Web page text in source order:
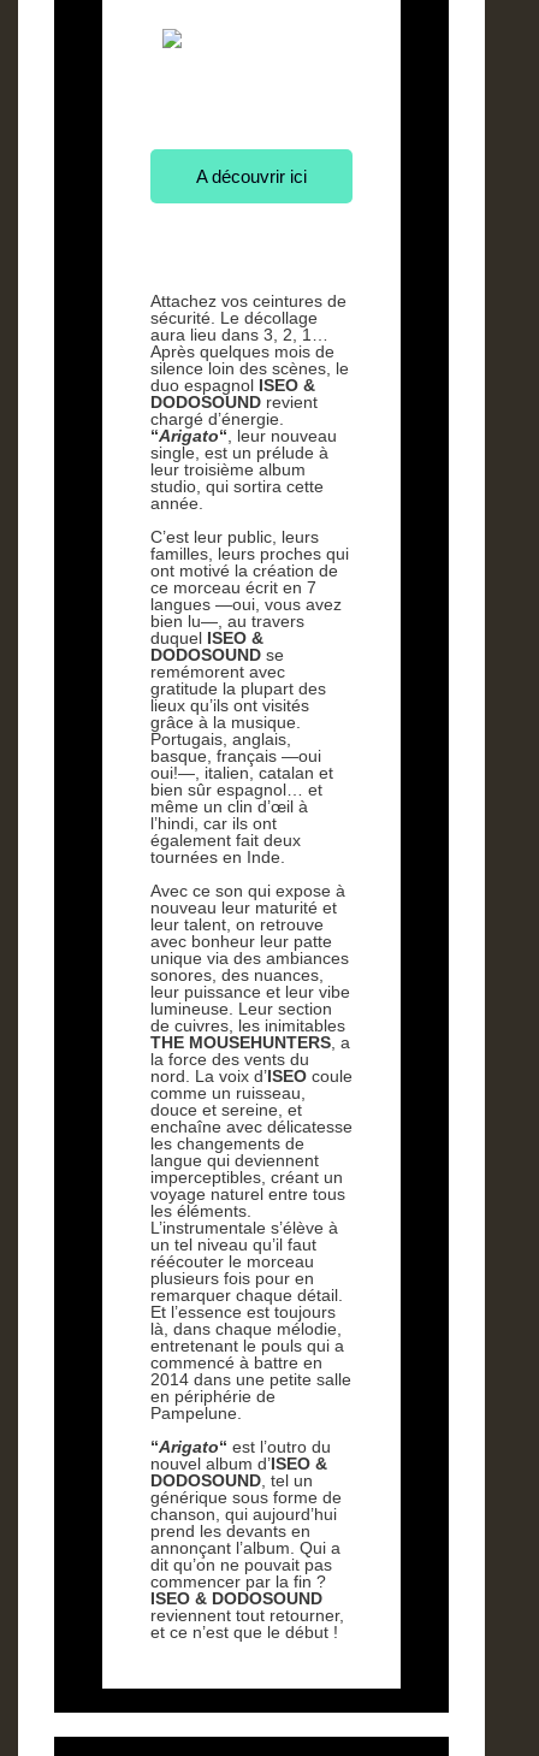
A découvrir ici
Attachez vos ceintures de
sécurité. Le décollage
aura lieu dans 3, 2, 1…
Après quelques mois de
silence loin des scènes, le
duo espagnol ISEO &
DODOSOUND revient
chargé d’énergie.
“Arigato“ , leur nouveau
single, est un prélude à
leur troisième album
studio, qui sortira cette
année.
C’est leur public, leurs
familles, leurs proches qui
ont motivé la création de
ce morceau écrit en 7
langues —oui, vous avez
bien lu—, au travers
duquel ISEO &
DODOSOUND se
remémorent avec
gratitude la plupart des
lieux qu’ils ont visités
grâce à la musique.
Portugais, anglais,
basque, français —oui
oui!—, italien, catalan et
bien sûr espagnol… et
même un clin d’œil à
l’hindi, car ils ont
également fait deux
tournées en Inde.
Avec ce son qui expose à
nouveau leur maturité et
leur talent, on retrouve
avec bonheur leur patte
unique via des ambiances
sonores, des nuances,
leur puissance et leur vibe
lumineuse. Leur section
de cuivres, les inimitables
THE MOUSEHUNTERS , a
la force des vents du
nord. La voix d’ISEO coule
comme un ruisseau,
douce et sereine, et
enchaîne avec délicatesse
les changements de
langue qui deviennent
imperceptibles, créant un
voyage naturel entre tous
les éléments.
L’instrumentale s’élève à
un tel niveau qu’il faut
réécouter le morceau
plusieurs fois pour en
remarquer chaque détail.
Et l’essence est toujours
là, dans chaque mélodie,
entretenant le pouls qui a
commencé à battre en
2014 dans une petite salle
en périphérie de
Pampelune.
“Arigato“ est l’outro du
nouvel album d’ISEO &
DODOSOUND , tel un
générique sous forme de
chanson, qui aujourd’hui
prend les devants en
annonçant l’album. Qui a
dit qu’on ne pouvait pas
commencer par la fin ?
ISEO & DODOSOUND
reviennent tout retourner,
et ce n’est que le début !